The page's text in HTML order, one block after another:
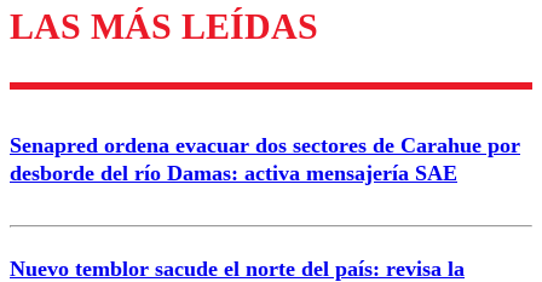
Enviar comentario
LAS MÁS LEÍDAS
Senapred ordena evacuar dos sectores de Carahue por
desborde del río Damas: activa mensajería SAE
Nuevo temblor sacude el norte del país: revisa la